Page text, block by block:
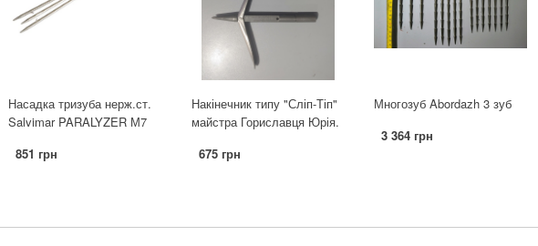
Насадка тризуба нерж.ст.
Salvimar PARALYZER М7
851 грн
Накінечник типу "Сліп-Тіп"
майстра Гориславця Юрія.
675 грн
Многозуб Abordazh 3 зуб
3 364 грн